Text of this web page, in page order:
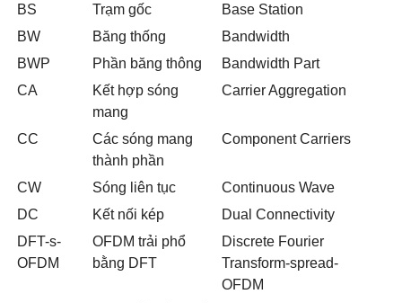
BS
Trạm gốc
Base Station
BW
Băng thống
Bandwidth
BWP
Phần băng thông
Bandwidth Part
CA
Kết hợp sóng
mang
Carrier Aggregation
CC
Các sóng mang
thành phần
Component Carriers
CW Sóng liên tục
Continuous Wave
DC
Kết nối kép
Dual Connectivity
DFT-s-
OFDM
OFDM trải phổ
bằng DFT
Discrete Fourier
Transform-spread-
OFDM